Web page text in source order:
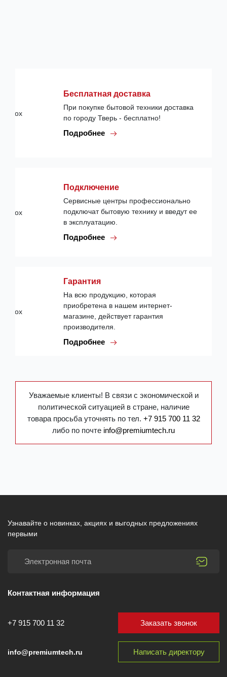
Бесплатная доставка
При покупке бытовой техники доставка
по городу Тверь - бесплатно!
Подробнее
Подключение
Сервисные центры профессионально
подключат бытовую технику и введут ее
в эксплуатацию.
Подробнее
Гарантия
На всю продукцию, которая
приобретена в нашем интернет-
магазине, действует гарантия
производителя.
Подробнее
Уважаемые клиенты! В связи с экономической и
политической ситуацией в стране, наличие
товара просьба уточнять по тел. +7 915 700 11 32
либо по почте info@premiumtech.ru
Узнавайте о новинках, акциях и выгодных предложениях
первыми
Контактная информация
+7 915 700 11 32
info@premiumtech.ru
Заказать звонок
Написать директору